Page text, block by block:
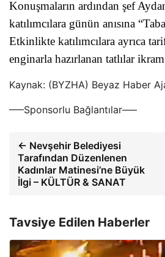
Konuşmaların ardından şef
katılımcılara günün anısına
Etkinlikte katılımcılara ayrıca
enginarla hazırlanan tatlılar
Kaynak: (BYZHA) Beyaz Haber
—–Sponsorlu Bağlantılar—–
← Nevşehir Belediyesi
Tarafından Düzenlenen
Kadınlar Matinesi’ne Büyük
İlgi – KÜLTÜR & SANAT
Tavsiye Edilen Haberler